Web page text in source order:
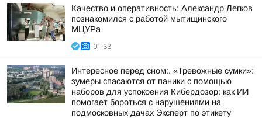
Качество и оперативность: Александр Легков
познакомился с работой мытищинского
МЦУРа
01:33
Интересное перед сном:. «Тревожные сумки»:
зумеры спасаются от паники с помощью
наборов для успокоения Кибердозор: как ИИ
помогает бороться с нарушениями на
подмосковных дачах Эксперт по этикету